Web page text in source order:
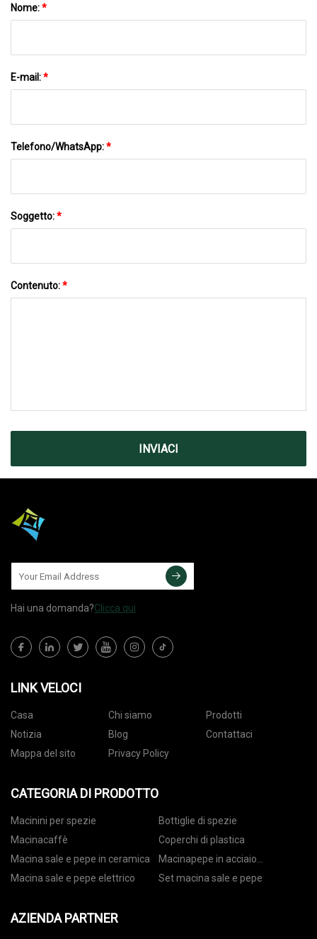
Nome:*
E-mail:*
Telefono/WhatsApp:*
Soggetto:*
Contenuto:*
INVIACI
Hai una domanda?Clicca qui
LINK VELOCI
Casa Chi siamo
Prodotti
Notizia
Blog
Contattaci
Mappa del sito
Privacy Policy
CATEGORIA DI PRODOTTO
Macinini per spezie
Bottiglie di spezie
Macinacaffè
Coperchi di plastica
Macina sale e pepe in ceramica
Macinapepe in acciaio
inossidabile
Macina sale e pepe elettrico Set macina sale e pepe
AZIENDA PARTNER